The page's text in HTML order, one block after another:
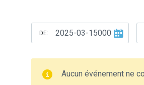
DE:
Aucun événement ne